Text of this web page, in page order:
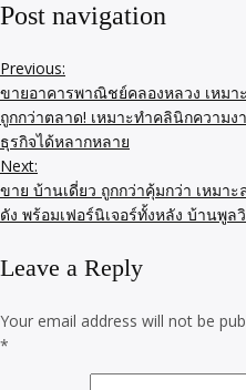
Post navigation
Previous:
ขายอาคารพาณิชย์คลองหลวง เหม
ถูกกว่าตลาด! เหมาะทำคลินิกความ
ธุรกิจได้หลากหลาย
Next:
ขาย บ้านเดี่ยว ถูกกว่าคุ้มกว่า เหมา
ดัง พร้อมเฟอร์นิเจอร์ทั้งหลัง บ้านพูล
Leave a Reply
Your email address will not be
*